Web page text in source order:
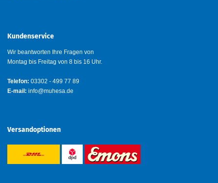
Kundenservice
Wir beantworten Ihre Fragen von
Montag bis Freitag von 8 bis 16 Uhr.
Telefon: 03302 - 499 77 89
E-mail: info@muhesa.de
Versandoptionen